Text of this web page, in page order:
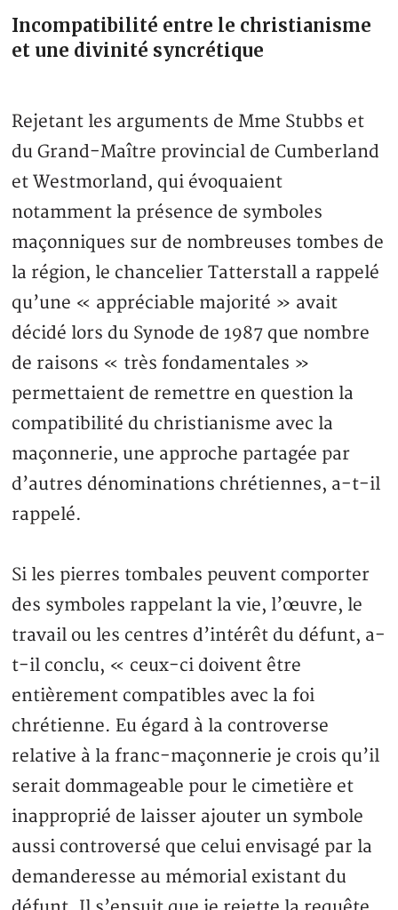
Incompatibilité entre le christianisme
et une divinité syncrétique
Rejetant les arguments de Mme Stubbs et
du Grand-Maître provincial de Cumberland
et Westmorland, qui évoquaient
notamment la présence de symboles
maçonniques sur de nombreuses tombes de
la région, le chancelier Tatterstall a rappelé
qu’une « appréciable majorité » avait
décidé lors du Synode de 1987 que nombre
de raisons « très fondamentales »
permettaient de remettre en question la
compatibilité du christianisme avec la
maçonnerie, une approche partagée par
d’autres dénominations chrétiennes, a-t-il
rappelé.
Si les pierres tombales peuvent comporter
des symboles rappelant la vie, l’œuvre, le
travail ou les centres d’intérêt du défunt, a-
t-il conclu, « ceux-ci doivent être
entièrement compatibles avec la foi
chrétienne. Eu égard à la controverse
relative à la franc-maçonnerie je crois qu’il
serait dommageable pour le cimetière et
inapproprié de laisser ajouter un symbole
aussi controversé que celui envisagé par la
demanderesse au mémorial existant du